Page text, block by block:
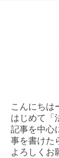
こんにちは
はじめて「
記事を中心
事を書けた
よろしくお